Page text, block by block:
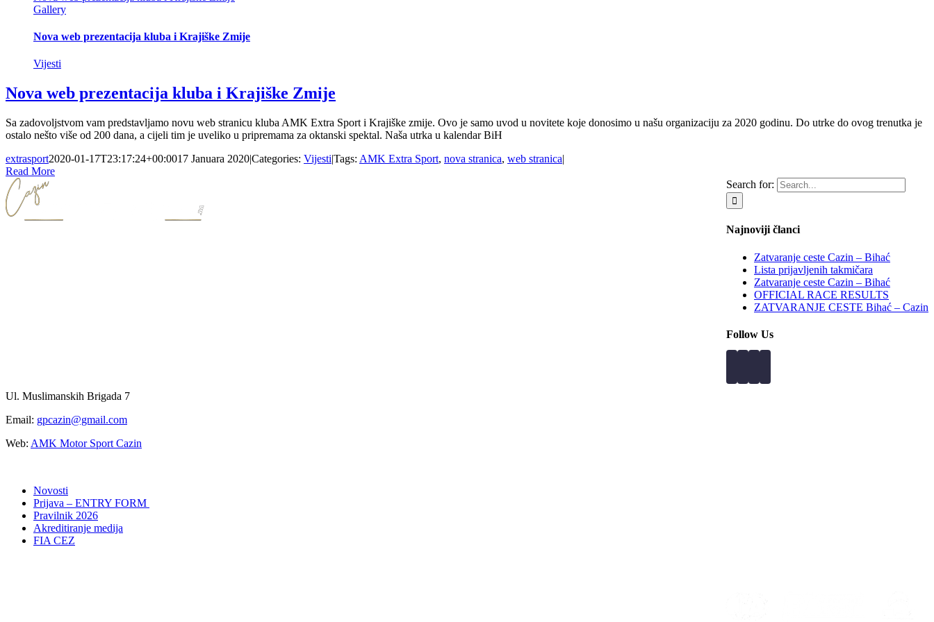
Gallery
Nova web prezentacija kluba i Krajiške Zmije
Vijesti
Nova web prezentacija kluba i Krajiške Zmije
Sa zadovoljstvom vam predstavljamo novu web stranicu kluba AMK Extra Sport i Krajiške zmije. Ovo je samo uvod u novitete koje donosimo u našu organizaciju za 2020 godinu. Do utrke do ovog trenutka je
ostalo nešto više od 200 dana, a cijeli tim je uveliko u pripremama za oktanski spektal. Naša utrka u kalendar BiH
extrasport2020-01-17T23:17:24+00:0017 Januara 2020|Categories: Vijesti|Tags: AMK Extra Sport, nova stranica, web stranica|
Read More
Search for:
Najnoviji članci
Zatvaranje ceste Cazin – Bihać
Lista prijavljenih takmičara
Zatvaranje ceste Cazin – Bihać
OFFICIAL RACE RESULTS
ZATVARANJE CESTE Bihać – Cazin
Follow Us
Ul. Muslimanskih Brigada 7
Email: gpcazin@gmail.com
Web: AMK Motor Sport Cazin
Novosti
Prijava – ENTRY FORM
Pravilnik 2026
Akreditiranje medija
FIA CEZ